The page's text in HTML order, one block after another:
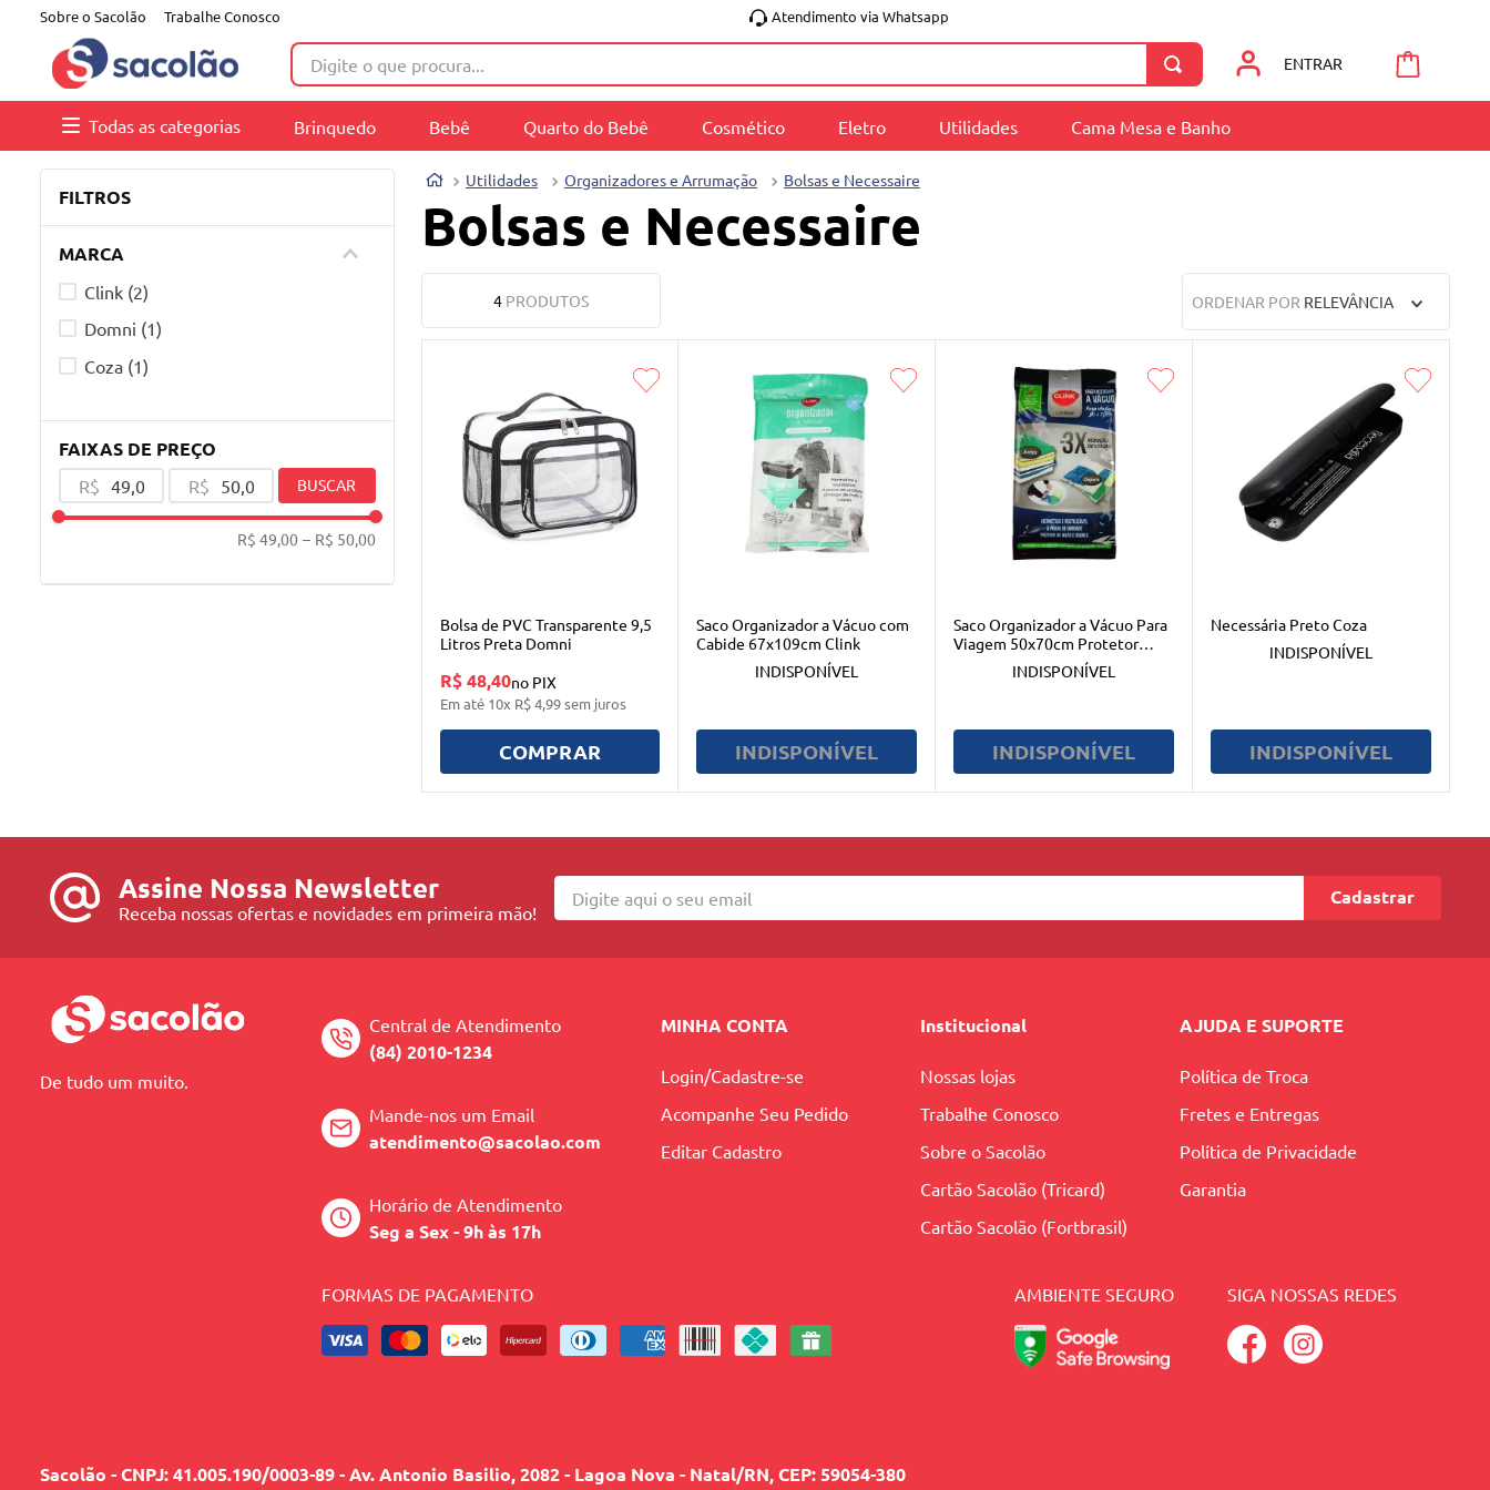
Sobre o Sacolão Trabalhe Conosco Atendimento via Whatsapp
Digite o que procura...
ENTRAR
Todas as categorias Brinquedo Bebê Quarto do Bebê Cosmético Eletro Utilidades Cama Mesa e Banho
FILTROS
MARCA
Clink (2)
Domni (1)
Coza (1)
FAIXAS DE PREÇO
R$ R$ BUSCAR
R$ 49,00 – R$ 50,00
Utilidades Organizadores e Arrumação Bolsas e Necessaire
Bolsas e Necessaire
4 PRODUTOS ORDENAR POR RELEVÂNCIA
Bolsa de PVC Transparente 9,5
Litros Preta Domni
R$ 48,40no PIX
Em até 10x R$4,99sem juros
COMPRAR
Saco Organizador a Vácuo com
Cabide 67x109cm Clink
INDISPONÍVEL
INDISPONÍVEL
Saco Organizador a Vácuo Para
Viagem 50x70cm Protetor
INDISPONÍVEL
INDISPONÍVEL
Necessária Preto Coza
INDISPONÍVEL
INDISPONÍVEL
Assine Nossa Newsletter
Receba nossas ofertas e novidades em primeira mão!
Cadastrar
De tudo um muito.
Central de Atendimento
(84) 2010-1234
Mande-nos um Email
atendimento@sacolao.com
Horário de Atendimento
Seg a Sex - 9h às 17h
MINHA CONTA
Login/Cadastre-se
Acompanhe Seu Pedido
Editar Cadastro
Institucional
Nossas lojas
Trabalhe Conosco
Sobre o Sacolão
Cartão Sacolão (Tricard)
Cartão Sacolão (Fortbrasil)
AJUDA E SUPORTE
Política de Troca
Fretes e Entregas
Política de Privacidade
Garantia
FORMAS DE PAGAMENTO AMBIENTE SEGURO SIGA NOSSAS REDES
Sacolão - CNPJ: 41.005.190/0003-89 - Av. Antonio Basilio, 2082 - Lagoa Nova - Natal/RN, CEP: 59054-380